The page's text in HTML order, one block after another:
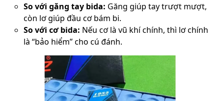
So với găng tay bida: Găng giúp tay trượt mượt,
còn lơ giúp đầu cơ bám bi.
So với cơ bida: Nếu cơ là vũ khí chính, thì lơ chính
là “bảo hiểm” cho cú đánh.